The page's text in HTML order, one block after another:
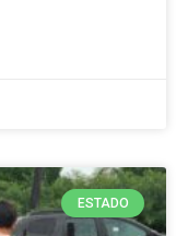
ESTADO